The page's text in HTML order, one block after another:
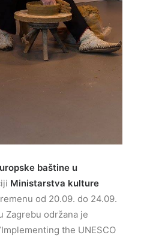
baštine u
Ministarstva kulture
od 20.09. do 24.09.
Zagrebu održana je
the UNESCO